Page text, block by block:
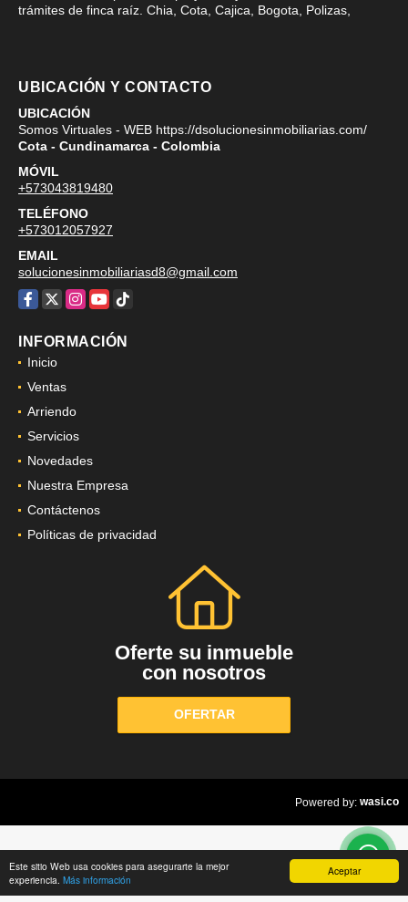
Aceptar
Este sitio Web usa cookies para asegurarte la mejor
experiencia. Más información
trámites de finca raíz. Chia, Cota, Cajica, Bogota, Polizas,
UBICACIÓN Y CONTACTO
UBICACIÓN
Somos Virtuales - WEB https://dsolucionesinmobiliarias.com/
Cota - Cundinamarca - Colombia
MÓVIL
+573043819480
TELÉFONO
+573012057927
EMAIL
solucionesinmobiliariasd8@gmail.com
Facebook
X Instagram
YouTube
TikTok
INFORMACIÓN
Inicio
Ventas
Arriendo
Servicios
Novedades
Nuestra Empresa
Contáctenos
Políticas de privacidad
Oferte su inmueble
con nosotros
OFERTAR
Powered by: wasi.co